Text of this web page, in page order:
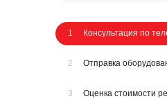
1 Консультация по
2 Отправка
3 Оценка стоимости